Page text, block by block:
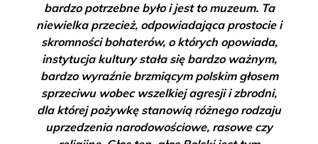
bardzo potrzebne było i jest to muzeum. Ta
niewielka przecież, odpowiadająca prostocie i
skromności bohaterów, o których opowiada,
instytucja kultury stała się bardzo ważnym,
bardzo wyraźnie brzmiącym polskim głosem
sprzeciwu wobec wszelkiej agresji i zbrodni,
dla której pożywkę stanowią różnego rodzaju
uprzedzenia narodowościowe, rasowe czy